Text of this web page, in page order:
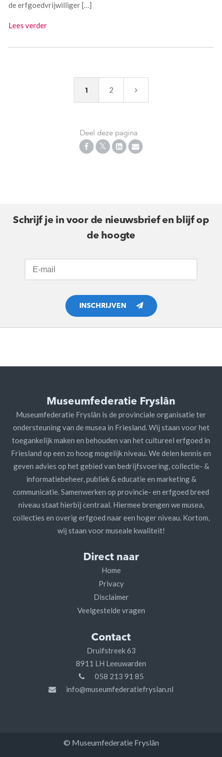
de erfgoedvrijwilliger […]
Lees verder
1 2
Deel deze pagina
Schrijf je in voor de nieuwsbrief en blijf op
de hoogte
INSCHRIJVEN
Museumfederatie Fryslân
Museumfederatie Fryslân is de provinciale organisatie ter
ondersteuning van de musea in Friesland. Wij staan voor het
toegankelijk maken en behouden van het cultureel erfgoed in
Friesland op een zo hoog mogelijk niveau. We delen kennis en
geven advies op het gebied van bedrijfsvoering, collectie- &
informatiebeheer, publiek & educatie en marketing &
communicatie. Samenwerken op provincie- en erfgoed breed
niveau staat hierbij centraal. Hiermee brengen we musea,
collecties en overig erfgoed naar een hoger niveau. Kortom,
wij staan voor museale kwaliteit!
Direct naar
Home
Privacy
Disclaimer
Veelgestelde vragen
Contact
Druifstreek 63
8911 LH Leeuwarden
058 213 91 85
info@museumfederatiefryslan.nl
© Museumfederatie Fryslân